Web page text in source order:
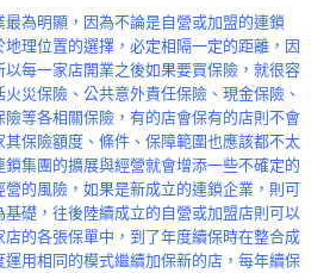
最為明顯，因為不論是自營或加盟的連鎖
理位置的選擇，必定相隔一定的距離，因
每一家店開業之後如果要買保險，就很容
災保險、公共意外責任保險、現金保險、
等各相關保險，有的店會保有的店則不會
保險額度、條件、保障範圍也應該都不太
集團的擴展與經營就會增添一些不確定的
的風險，如果是新成立的連鎖企業，則可
礎，往後陸續成立的自營或加盟店則可以
的各張保單中，到了年度續保時在整合成
用相同的模式繼續加保新的店，每年續保